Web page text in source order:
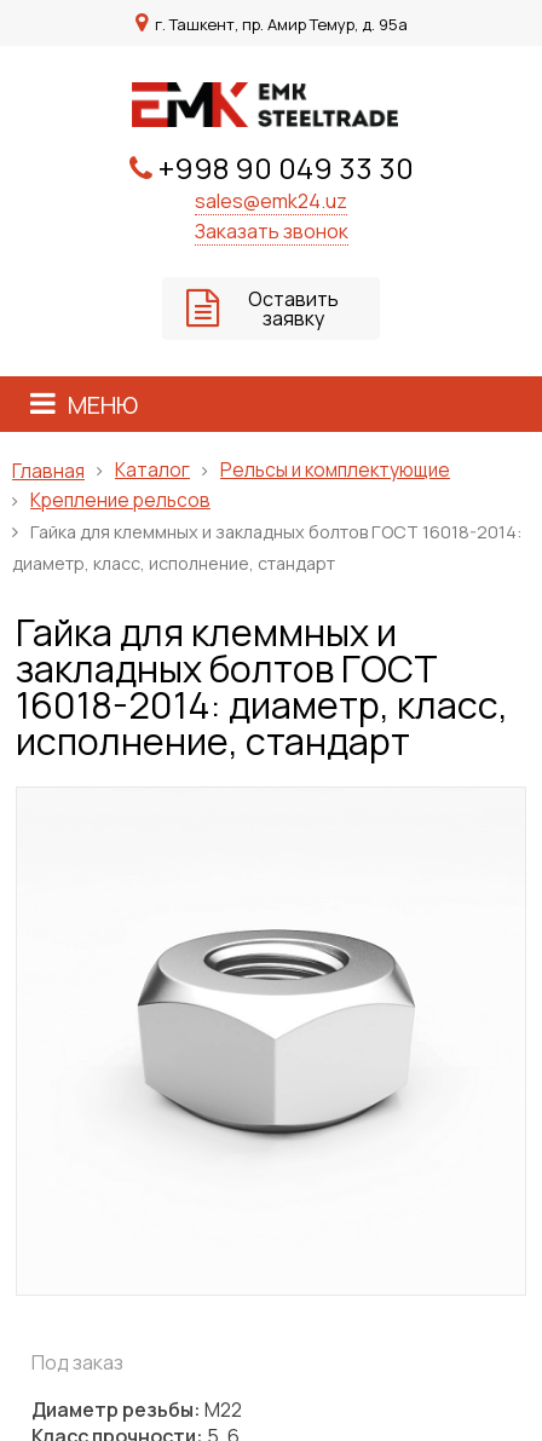
г. Ташкент, пр. Амир Темур, д. 95а
+998 90 049 33 30
sales@emk24.uz
Заказать звонок
Оставить
заявку
МЕНЮ
Главная Каталог
Рельсы и комплектующие
Крепление рельсов
Гайка для клеммных и закладных болтов ГОСТ 16018-2014:
диаметр, класс, исполнение, стандарт
Гайка для клеммных и
закладных болтов ГОСТ
16018-2014: диаметр, класс,
исполнение, стандарт
Под заказ
Диаметр резьбы: М22